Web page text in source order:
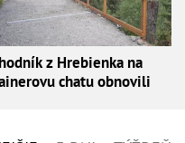
z Hrebienka na
chatu obnovili